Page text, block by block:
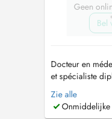
Geen
Bel
Docteur en
et spécialiste
parodontologie.
urgence dans la
au +352 20 28
Zie alle
Onmiddelijke